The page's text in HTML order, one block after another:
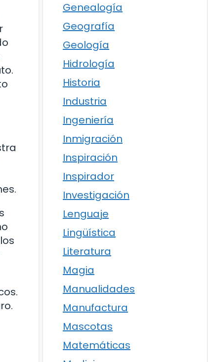
Genealogía
Geografía
Geología
Hidrología
Historia
Industria
Ingeniería
Inmigración
Inspiración
Inspirador
Investigación
Lenguaje
Lingüística
Literatura
Magia
Manualidades
Manufactura
Mascotas
Matemáticas